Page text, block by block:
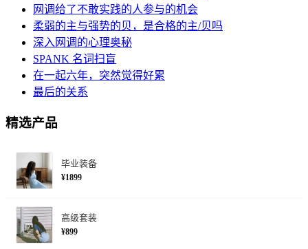
网调给了不敢实践的人参与的机会
柔弱的主与强势的贝，是合格的主/贝吗
深入网调的心理奥秘
SPANK 名词扫盲
在一起六年，突然觉得好累
最后的关系
精选产品
毕业装备
¥1899
高级套装
¥899